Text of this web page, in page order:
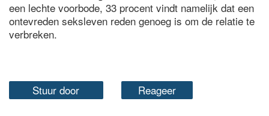
een lechte voorbode, 33 procent vindt namelijk dat een
ontevreden seksleven reden genoeg is om de relatie te
verbreken.
Stuur door Reageer